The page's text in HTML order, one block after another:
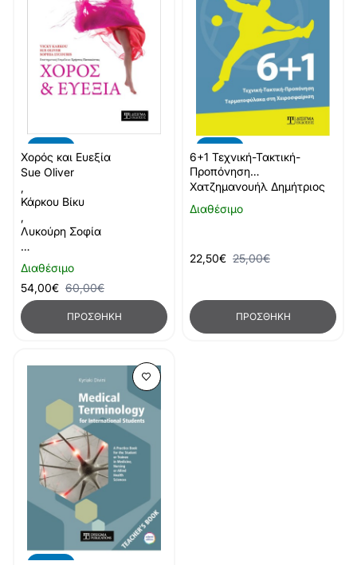
Διαθέσιμο
Χορός και Ευεξία
Sue Oliver
,
Κάρκου Βίκυ
,
Λυκούρη Σοφία
…
54,00€ 60,00€
ΠΡΟΣΘΉΚΗ
Διαθέσιμο
6+1 Τεχνική-Τακτική-
Προπόνηση
Τερματοφύλακα στη
Χατζημανουήλ Δημήτριος
22,50€ 25,00€
ΠΡΟΣΘΉΚΗ